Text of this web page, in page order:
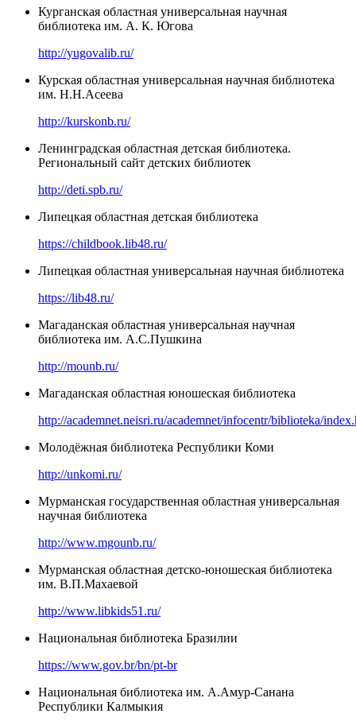
Курганская областная универсальная научная
библиотека им. А. К. Югова
http://yugovalib.ru/
Курская областная универсальная научная библиотека
им. Н.Н.Асеева
http://kurskonb.ru/
Ленинградская областная детская библиотека.
Региональный сайт детских библиотек
http://deti.spb.ru/
Липецкая областная детская библиотека
https://childbook.lib48.ru/
Липецкая областная универсальная научная библиотека
https://lib48.ru/
Магаданская областная универсальная научная
библиотека им. А.С.Пушкина
http://mounb.ru/
Магаданская областная юношеская библиотека
http://academnet.neisri.ru/academnet/infocentr/biblioteka/
Молодёжная библиотека Республики Коми
http://unkomi.ru/
Мурманская государственная областная универсальная
научная библиотека
http://www.mgounb.ru/
Мурманская областная детско-юношеская библиотека
им. В.П.Махаевой
http://www.libkids51.ru/
Национальная библиотека Бразилии
https://www.gov.br/bn/pt-br
Национальная библиотека им. А.Амур-Санана
Республики Калмыкия